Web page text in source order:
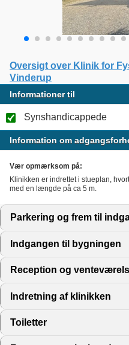
Oversigt over Klinik for
Vinderup
Informationer til
Synshandicappede
Information om
Vær opmærksom på:
Klinikken er indrettet i stueplan,
med en længde på ca 5 m.
Parkering og frem til
Indgangen til bygningen
Reception og
Indretning af klinikken
Toiletter